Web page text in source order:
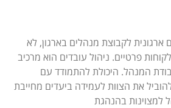
תפקודם, וכן לעתודות ניהוליות, מי
לעתיד ומציב לו את הניהול כיעד.
מרבית הלימודים נערכים בשעות
במטרה לנצל את הזמן באופן
עבודה יקרות.
ארגונית לקבוצת מנהלים בארגון, לא
פרטיים. ניהול עובדים הוא מרכיב
המנהל. היכולת להתמודד עם
את הצוות לעמידה ביעדים מחייבת
למצוינות בהנהגת